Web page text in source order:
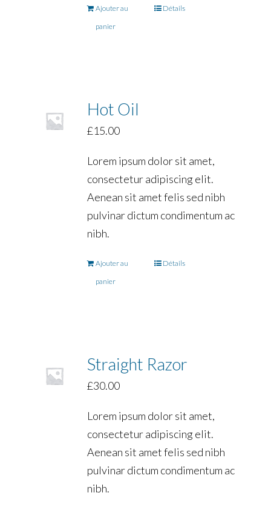
Ajouter au
panier
Détails
Hot Oil
£15.00
Lorem ipsum dolor sit amet,
consectetur adipiscing elit.
Aenean sit amet felis sed nibh
pulvinar dictum condimentum ac
nibh.
Ajouter au
panier
Détails
Straight Razor
£30.00
Lorem ipsum dolor sit amet,
consectetur adipiscing elit.
Aenean sit amet felis sed nibh
pulvinar dictum condimentum ac
nibh.